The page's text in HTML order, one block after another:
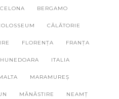
BERGAMO
CĂLĂTORIE
FLORENȚA FRANȚA
HUNEDOARA ITALIA
MARAMUREȘ
MĂNĂSTIRE NEAMȚ